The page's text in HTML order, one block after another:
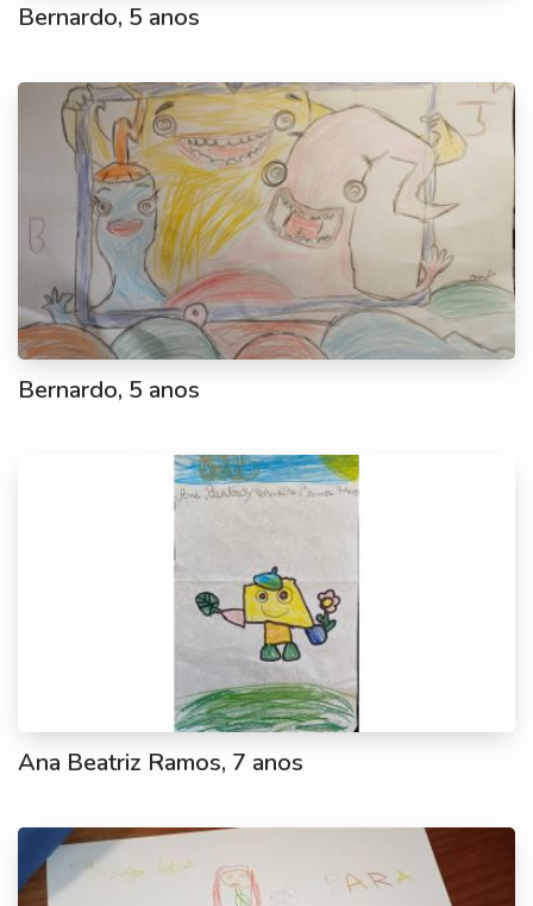
Bernardo, 5 anos
Bernardo, 5 anos
Ana Beatriz Ramos, 7 anos